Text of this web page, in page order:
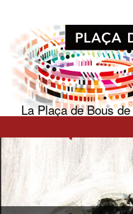
La Plaça de Bous